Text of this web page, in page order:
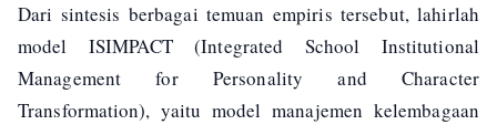
Dari sintesis berbagai temuan empiris tersebut, lahirlah
model ISIMPACT (Integrated School Institutional
Management for Personality and Character
Transformation), yaitu model manajemen kelembagaan